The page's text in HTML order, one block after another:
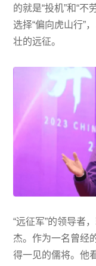
的就是“投机”和“
选择“偏向虎山行”
壮的远征。
“远征军”的领导者
杰。作为一名曾经
得一见的儒将。他